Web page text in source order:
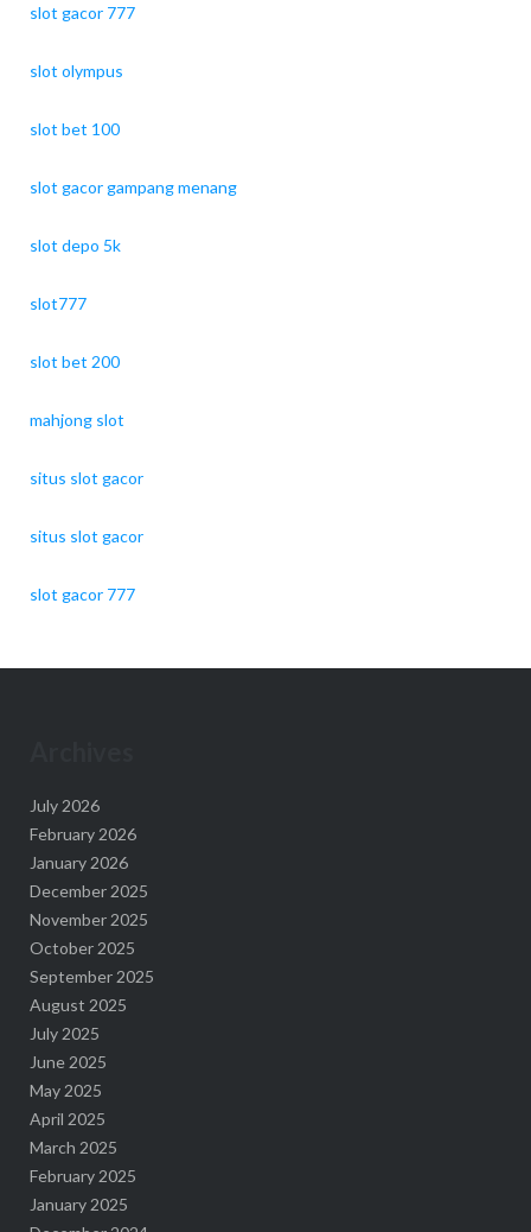
slot gacor 777
slot olympus
slot bet 100
slot gacor gampang menang
slot depo 5k
slot777
slot bet 200
mahjong slot
situs slot gacor
situs slot gacor
slot gacor 777
July 2026
February 2026
January 2026
December 2025
November 2025
October 2025
September 2025
August 2025
July 2025
June 2025
May 2025
April 2025
March 2025
February 2025
January 2025